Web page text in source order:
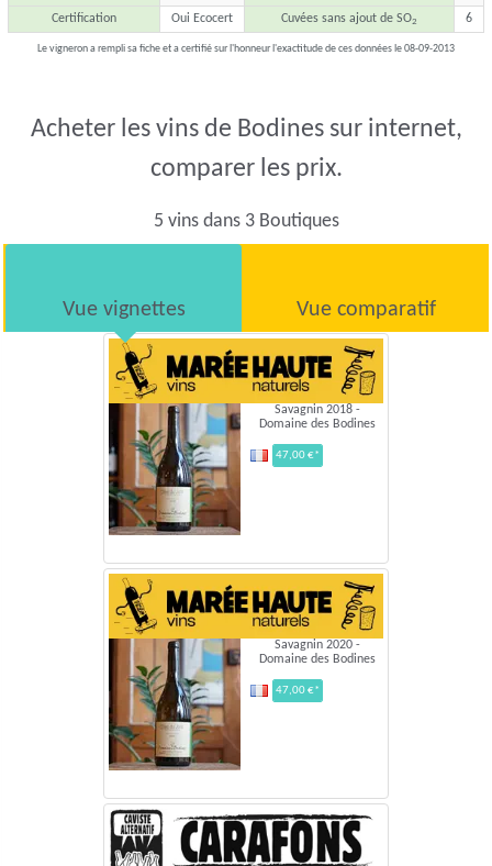
Certification Oui Ecocert Cuvées sans ajout de SO2 6
Le vigneron a rempli sa fiche et a certifié sur l'honneur l'exactitude de ces données le 08-09-2013
Acheter les vins de Bodines sur internet,
comparer les prix.
5 vins dans 3 Boutiques
Vue vignettes Vue comparatif
Savagnin 2018 -
Domaine des Bodines
47,00 €*
Savagnin 2020 -
Domaine des Bodines
47,00 €*